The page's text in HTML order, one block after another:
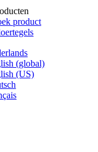
(global)
(US)
product